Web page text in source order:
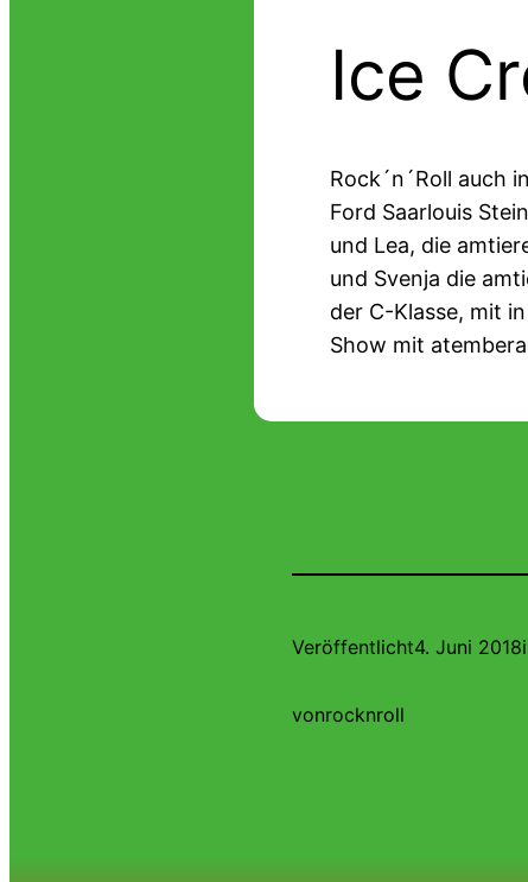
Ice
Rock´n´Roll auch
Ford Saarlouis
und Lea, die
und Svenja die
der C-Klasse, mit
Show mit
Veröffentlicht4. Juni 2018
vonrocknroll